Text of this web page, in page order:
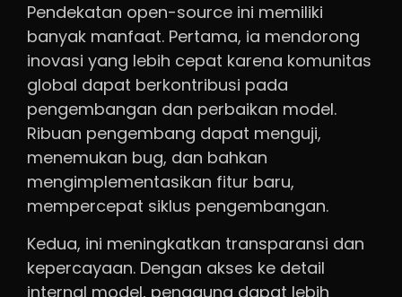
Pendekatan open-source ini memiliki
banyak manfaat. Pertama, ia mendorong
inovasi yang lebih cepat karena komunitas
global dapat berkontribusi pada
pengembangan dan perbaikan model.
Ribuan pengembang dapat menguji,
menemukan bug, dan bahkan
mengimplementasikan fitur baru,
mempercepat siklus pengembangan.
Kedua, ini meningkatkan transparansi dan
kepercayaan. Dengan akses ke detail
internal model, pengguna dapat lebih